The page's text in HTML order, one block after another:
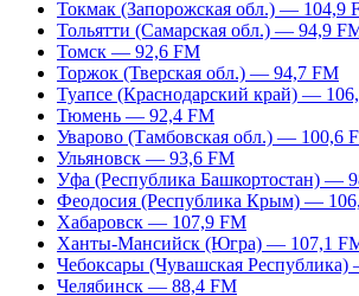
Токмак (Запорожская обл.) — 104,9
Тольятти (Самарская обл.) — 94,9
Томск — 92,6 FM
Торжок (Тверская обл.) — 94,7 FM
Туапсе (Краснодарский край) —
Тюмень — 92,4 FM
Уварово (Тамбовская обл.) — 100,6
Ульяновск — 93,6 FM
Уфа (Республика Башкортостан) —
Феодосия (Республика Крым) —
Хабаровск — 107,9 FM
Ханты-Мансийск (Югра) — 107,1
Чебоксары (Чувашская
Челябинск — 88,4 FM